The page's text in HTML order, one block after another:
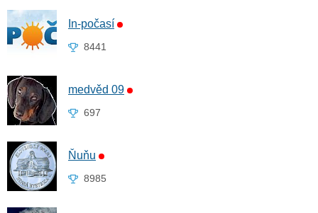
In-počasí
8441
medvěd 09
697
Ňuňu
8985